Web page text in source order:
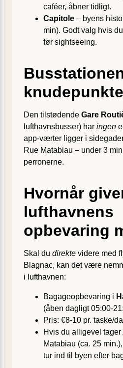
caféer, åbner tidligt.
Capitole – byens
min). Godt valg hvis
før sightseeing.
Den tilstødende Gare
lufthavnsbusser) har ingen
app-værter ligger i
Rue Matabiau – under 3
perronerne.
Hvornår
lufthavnens
opbevaring
Skal du direkte videre med
Blagnac, kan det være
i lufthavnen:
Bagageopbevaring i
(åben dagligt 05:00-
Pris: €8-10 pr. taske/
Hvis du alligevel tager
Matabiau (ca. 25
tur ind til byen efter